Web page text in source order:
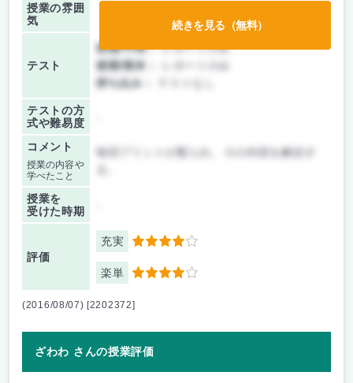
授業の雰囲
気
テスト
前期/中間：レポートのみ
後期/期末：
持ち込み：
テストの方
式や難易度
コメント
授業の内容や
学べたこと
毎回プリントが配られ、その内容を解説す
授業を
受けた時期
評価
充実 4
楽単 4
続きを見る（無料）
(2016/08/07) [2202372]
ざわわ さんの授業評価